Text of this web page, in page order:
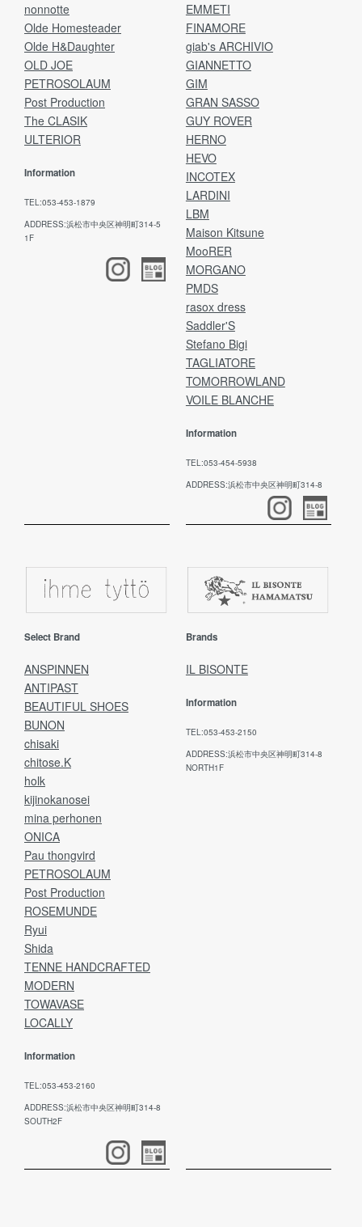
nonnotte
Olde Homesteader
Olde H&Daughter
OLD JOE
PETROSOLAUM
Post Production
The CLASIK
ULTERIOR
Information
TEL:053-453-1879
ADDRESS:浜松市中央区神明町314-5
1F
EMMETI
FINAMORE
giab's ARCHIVIO
GIANNETTO
GIM
GRAN SASSO
GUY ROVER
HERNO
HEVO
INCOTEX
LARDINI
LBM
Maison Kitsune
MooRER
MORGANO
PMDS
rasox dress
Saddler'S
Stefano Bigi
TAGLIATORE
TOMORROWLAND
VOILE BLANCHE
Information
TEL:053-454-5938
ADDRESS:浜松市中央区神明町314-8
Select Brand
ANSPINNEN
ANTIPAST
BEAUTIFUL SHOES
BUNON
chisaki
chitose.K
holk
kijinokanosei
mina perhonen
ONICA
Pau thongvird
PETROSOLAUM
Post Production
ROSEMUNDE
Ryui
Shida
TENNE HANDCRAFTED
MODERN
TOWAVASE
LOCALLY
Information
TEL:053-453-2160
ADDRESS:浜松市中央区神明町314-8
SOUTH2F
Brands
IL BISONTE
Information
TEL:053-453-2150
ADDRESS:浜松市中央区神明町314-8
NORTH1F